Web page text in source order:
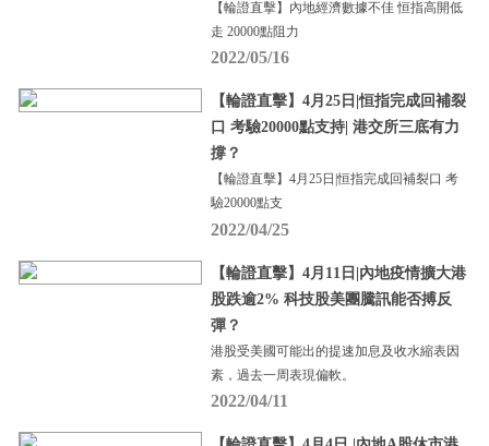
【輪證直擊】內地經濟數據不佳 恒指高開低
走 20000點阻力
2022/05/16
【輪證直擊】4月25日|恒指完成回補裂
口 考驗20000點支持| 港交所三底有力
撐？
【輪證直擊】4月25日|恒指完成回補裂口 考
驗20000點支
2022/04/25
【輪證直擊】4月11日|內地疫情擴大港
股跌逾2% 科技股美團騰訊能否搏反
彈？
港股受美國可能出的提速加息及收水縮表因
素，過去一周表現偏軟。
2022/04/11